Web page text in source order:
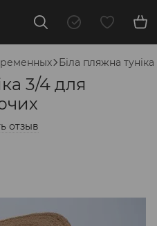
Біла пляжна
3/4 для
отзыв